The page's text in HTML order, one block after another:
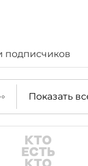
подписчиков
Показать